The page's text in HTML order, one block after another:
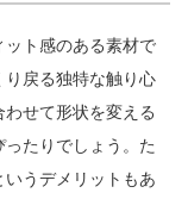
ト感のある素材で
戻る独特な触り心
せて形状を変える
たりでしょう。た
うデメリットもあ